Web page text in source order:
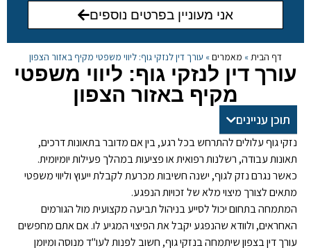
דף הבית» מאמרים» עורך דין לנזקי גוף: ליווי משפטי מקיף באזור הצפון
עורך דין לנזקי גוף: ליווי משפטי
מקיף באזור הצפון
תוכן עניינים
נזקי גוף עלולים להתרחש בכל רגע, בין אם מדובר בתאונות דרכים,
תאונות עבודה, רשלנות רפואית או פציעות במהלך פעילות יומיומית.
כאשר נגרם נזק לגוף, ישנה חשיבות מכרעת לקבלת ייעוץ וליווי משפטי
מתאים לצורך מיצוי מלא של זכויות הנפגע.
המתמחה בתחום יכול לסייע בניהול תביעה מקצועית מול הגורמים
האחראים, ולוודא שהנפגע יקבל את הפיצוי המגיע לו. אם אתם מחפשים
עורך דין בצפון שיתמחה בנזקי גוף, חשוב לפנות לעו"ד מנוסה ומיומן
אני מעוניין בפרטים נוספים